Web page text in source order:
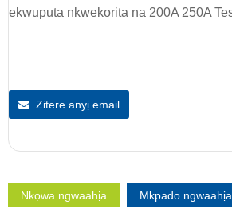
ekwupụta nkwekọrịta na 200A 250A
Zitere anyị email
Nkọwa ngwaahịa Mkpado ngwaahịa